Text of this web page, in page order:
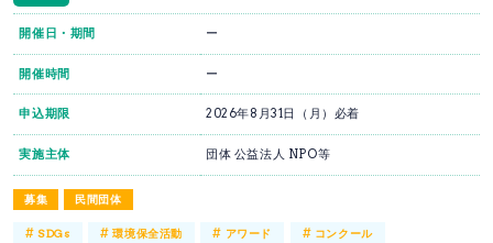
募集 民間団体
開催日・期間 ー
開催時間 ー
申込期限 2026年8月31日（月）必着
実施主体 団体 公益法人 NPO等
#SDGs #環境保全活動 # アワード # コンクール